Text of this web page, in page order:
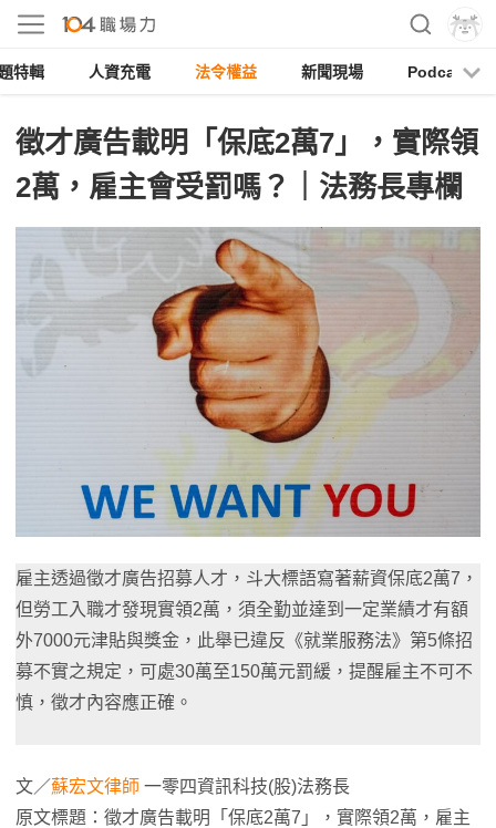
特輯 人資充電 法令權益 新聞現場 Podcast
徵才廣告載明「保底2萬7」，實際領
2萬，雇主會受罰嗎？｜法務長專欄
雇主透過徵才廣告招募人才，斗大標語寫著薪資保底2萬7，
但勞工入職才發現實領2萬，須全勤並達到一定業績才有額
外7000元津貼與獎金，此舉已違反《就業服務法》第5條招
募不實之規定，可處30萬至150萬元罰緩，提醒雇主不可不
慎，徵才內容應正確。
文／蘇宏文律師 一零四資訊科技(股)法務長
原文標題：徵才廣告載明「保底2萬7」，實際領2萬，雇主